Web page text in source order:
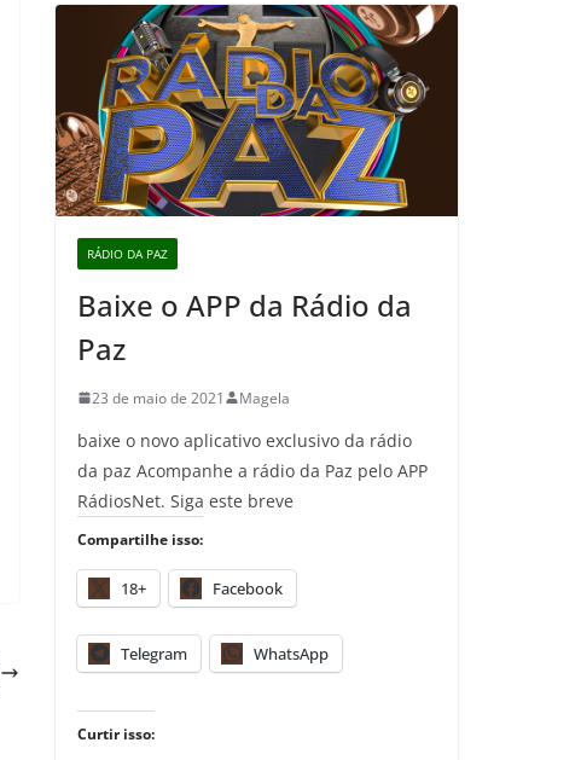
RÁDIO DA PAZ
Baixe o APP da Rádio da
Paz
23 de maio de 2021 Magela
baixe o novo aplicativo exclusivo da rádio
da paz Acompanhe a rádio da Paz pelo APP
RádiosNet. Siga este breve
Compartilhe isso:
18+ Facebook
Telegram WhatsApp
Curtir isso: